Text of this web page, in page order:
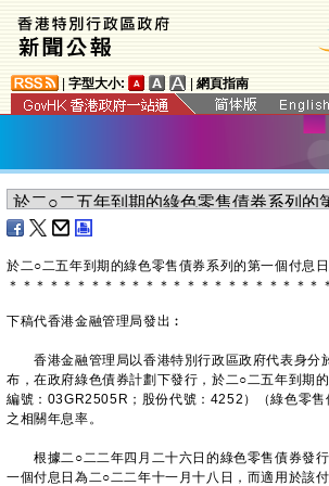
字型大小: 網頁指南
於二○二五年到期的綠色零售債券系列的第一個付息
＊ ＊ ＊ ＊ ＊ ＊ ＊ ＊ ＊ ＊ ＊ ＊ ＊ ＊ ＊ ＊ ＊ ＊ ＊ ＊ ＊ ＊ ＊
下稿代香港金融管理局發出︰
香港金融管理局以香港特別行政區政府代表身分
布，在政府綠色債券計劃下發行，於二○二五年到期
編號：03GR2505R；股份代號：4252）（綠色零售
之相關年息率。
根據二○二二年四月二十六日的綠色零售債券發行
一個付息日為二○二二年十一月十八日，而適用於該